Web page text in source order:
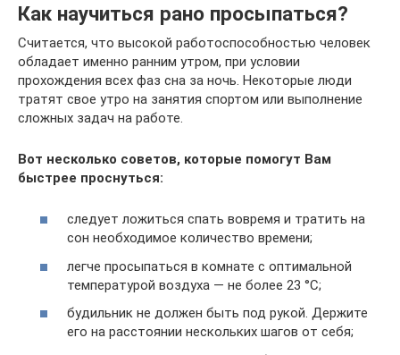
Как научиться рано просыпаться?
Считается, что высокой работоспособностью человек
обладает именно ранним утром, при условии
прохождения всех фаз сна за ночь. Некоторые люди
тратят свое утро на занятия спортом или выполнение
сложных задач на работе.
Вот несколько советов, которые помогут Вам
быстрее проснуться:
следует ложиться спать вовремя и тратить на
сон необходимое количество времени;
легче просыпаться в комнате с оптимальной
температурой воздуха — не более 23 °C;
будильник не должен быть под рукой. Держите
его на расстоянии нескольких шагов от себя;